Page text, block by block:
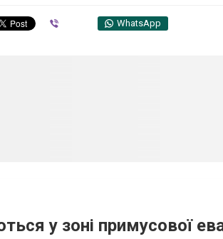
WhatsApp
у зоні примусової